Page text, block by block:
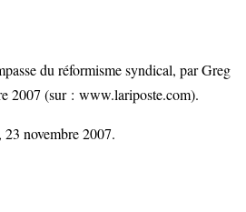
du réformisme syndical, par Greg
2007 (sur : www.lariposte.com).
novembre 2007.